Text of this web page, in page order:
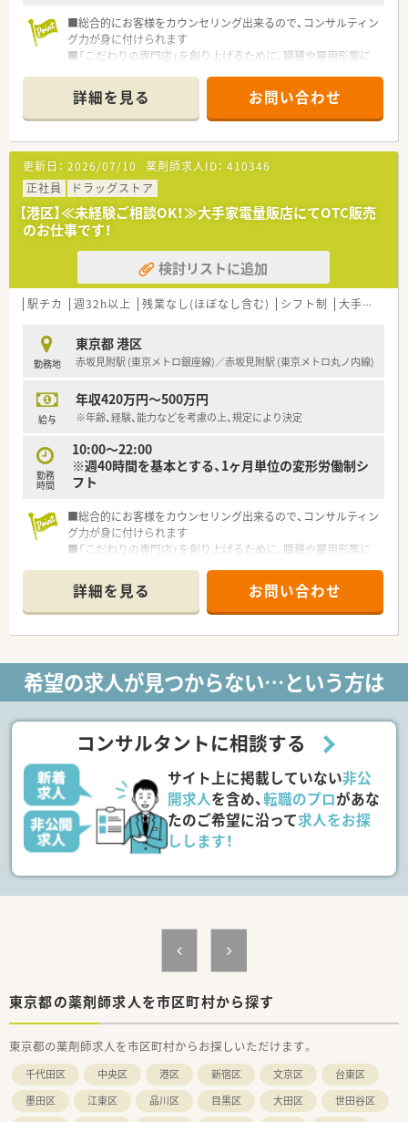
■総合的にお客様をカウンセリング出来るので、コンサルティン
グ力が身に付けられます
■「こだわりの専門店」を創り上げるために、職種や雇用形態に
■一般用医薬品（OTC医薬品）のほか、化粧品や日用品など幅広い
商品を扱うことが出来、お客様への提案の幅が広がります
■お客様の健康サポート拠点の一員として働いてみませんか？
詳細を見る お問い合わせ
更新日： 2026/07/10 薬剤師求人ID： 410346
正社員
ドラッグストア
【港区】≪未経験ご相談OK！≫大手家電量販店にてOTC販売
のお仕事です！
検討リストに追加
駅チカ 週32h以上 残業なし(ほぼなし含む) シフト制 大手チェーン
勤務地
東京都 港区
赤坂見附駅 (東京メトロ銀座線)／赤坂見附駅 (東京メトロ丸ノ内線)
給与
年収420万円～500万円
※年齢、経験、能力などを考慮の上、規定により決定
勤務
時間
10:00～22:00
※週40時間を基本とする、1ヶ月単位の変形労働制シ
フト
■総合的にお客様をカウンセリング出来るので、コンサルティン
グ力が身に付けられます
■「こだわりの専門店」を創り上げるために、職種や雇用形態に
■一般用医薬品（OTC医薬品）のほか、化粧品や日用品など幅広い
商品を扱うことが出来、お客様への提案の幅が広がります
■お客様の健康サポート拠点の一員として働いてみませんか？
詳細を見る お問い合わせ
希望の求人が見つからない…という方は
コンサルタントに相談する
サイト上に掲載していない非公
開求人を含め、転職のプロがあな
たのご希望に沿って求人をお探
しします！
東京都の薬剤師求人を市区町村から探す
東京都の薬剤師求人を市区町村からお探しいただけます。
千代田区 中央区 港区 新宿区 文京区
台東区
墨田区
江東区 品川区 目黒区 大田区
世田谷区